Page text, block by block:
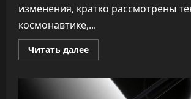
изменения, кратко рассмотрены
космонавтике,...
Читать далееПрочитать
больше
деятельность